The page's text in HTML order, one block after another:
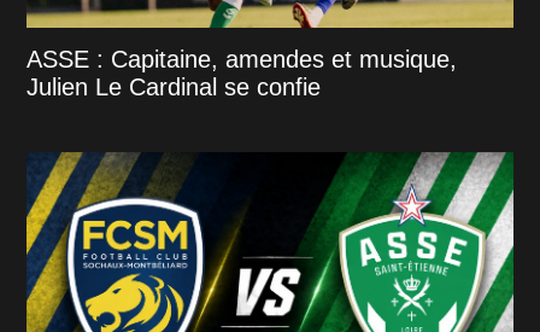
ASSE : Capitaine, amendes et musique,
Julien Le Cardinal se confie